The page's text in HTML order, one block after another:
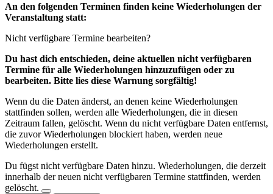
An den folgenden Terminen finden keine Wiederholungen der
Veranstaltung statt:
Nicht verfügbare Termine bearbeiten?
Du hast dich entschieden, deine aktuellen nicht verfügbaren
Termine für alle Wiederholungen hinzuzufügen oder zu
bearbeiten. Bitte lies diese Warnung sorgfältig!
Wenn du die Daten änderst, an denen keine Wiederholungen
stattfinden sollen, werden alle Wiederholungen, die in diesen
Zeitraum fallen, gelöscht. Wenn du nicht verfügbare Daten entfernst,
die zuvor Wiederholungen blockiert haben, werden neue
Wiederholungen erstellt.
Du fügst nicht verfügbare Daten hinzu. Wiederholungen, die derzeit
innerhalb der neuen nicht verfügbaren Termine stattfinden, werden
gelöscht.